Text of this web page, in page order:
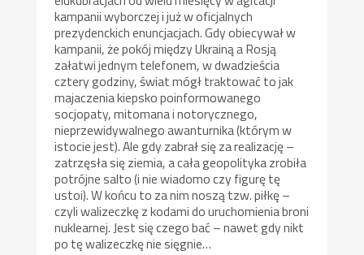
kampanii wyborczej i już w oficjalnych
prezydenckich enuncjacjach. Gdy obiecywał w
kampanii, że pokój między Ukrainą a Rosją
załatwi jednym telefonem, w dwadzieścia
cztery godziny, świat mógł traktować to jak
majaczenia kiepsko poinformowanego
socjopaty, mitomana i notorycznego,
nieprzewidywalnego awanturnika (którym w
istocie jest). Ale gdy zabrał się za realizację –
zatrzęsła się ziemia, a cała geopolityka zrobiła
potrójne salto (i nie wiadomo czy figurę tę
ustoi). W końcu to za nim noszą tzw. piłkę –
czyli walizeczkę z kodami do uruchomienia broni
nuklearnej. Jest się czego bać – nawet gdy nikt
po tę walizeczkę nie sięgnie…